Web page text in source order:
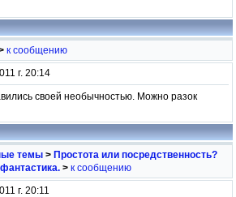
к сообщению
г. 20:14
своей необычностью. Можно разок
темы > Простота или посредственность?
> к сообщению
г. 20:11